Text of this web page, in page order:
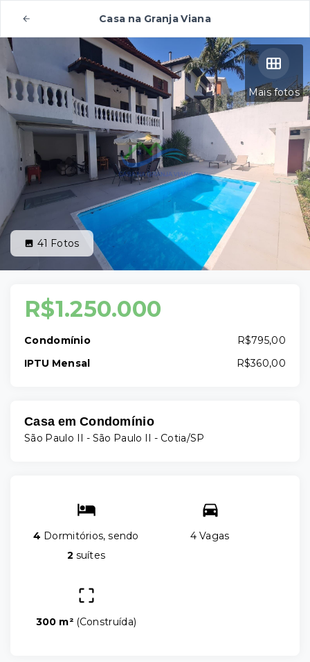
Casa na Granja Viana
Mais fotos
41 Fotos
R$1.250.000
Condomínio
R$795,00
IPTU Mensal
R$360,00
Casa em Condomínio
São Paulo II - São Paulo II - Cotia/SP
4 Dormitórios, sendo
2 suítes
4 Vagas
300 m² (Construída)